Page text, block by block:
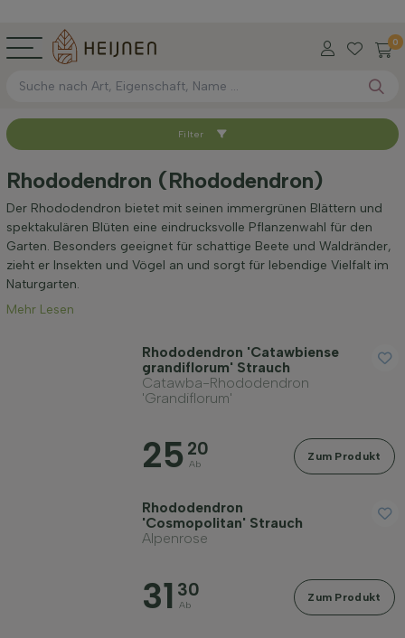
0
Sortieren nach
Verfügbar
Höhe bei Lieferung (cm)
Maximale Höhe (cm)
Filter
Rhododendron (Rhododendron)
Der Rhododendron bietet mit seinen immergrünen Blättern und
spektakulären Blüten eine eindrucksvolle Pflanzenwahl für den
Garten. Besonders geeignet für schattige Beete und Waldränder,
zieht er Insekten und Vögel an und sorgt für lebendige Vielfalt im
Naturgarten.
Mehr Lesen
Rhododendron 'Catawbiense
grandiflorum' Strauch
Catawba-Rhododendron
'Grandiflorum'
25 20
Ab
Zum Produkt
Rhododendron
'Cosmopolitan' Strauch
Alpenrose
31 30
Ab
Zum Produkt